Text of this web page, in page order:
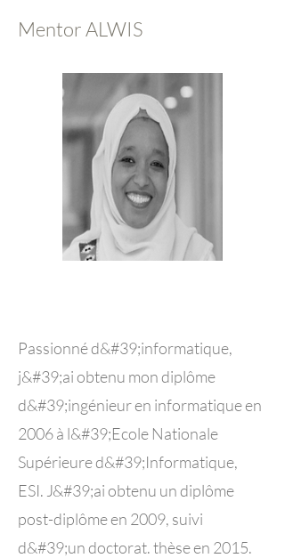
Mentor ALWIS
Passionné d&#39;informatique,
j&#39;ai obtenu mon diplôme
d&#39;ingénieur en informatique en
2006 à l&#39;Ecole Nationale
Supérieure d&#39;Informatique,
ESI. J&#39;ai obtenu un diplôme
post-diplôme en 2009, suivi
d&#39;un doctorat. thèse en 2015.